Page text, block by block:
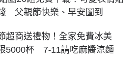
父親節快樂、早安圖到
超商送禮物！全家免費冰美
5000杯 7-11請吃麻醬涼麵